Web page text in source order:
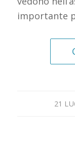
importante
21